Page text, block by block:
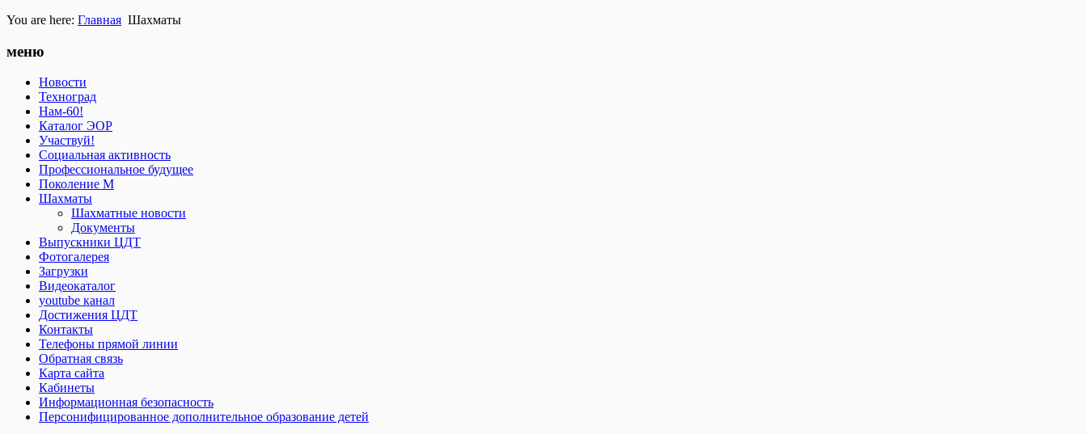
You are here: Главная Шахматы
меню
Новости
Техноград
Нам-60!
Каталог ЭОР
Участвуй!
Социальная активность
Профессиональное будущее
Поколение М
Шахматы
Шахматные новости
Документы
Выпускники ЦДТ
Фотогалерея
Загрузки
Видеокаталог
youtube канал
Достижения ЦДТ
Контакты
Телефоны прямой линии
Обратная связь
Карта сайта
Кабинеты
Информационная безопасность
Персонифицированное дополнительное образование детей